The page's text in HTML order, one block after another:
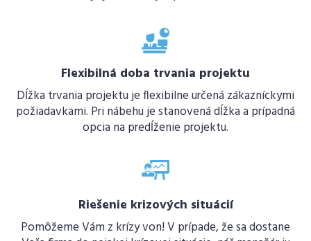
Flexibilná doba trvania projektu
Dĺžka trvania projektu je flexibilne určená zákazníckymi
požiadavkami. Pri nábehu je stanovená dĺžka a prípadná
opcia na predĺženie projektu.
Riešenie krizových situácií
Pomôžeme Vám z krízy von! V prípade, že sa dostane